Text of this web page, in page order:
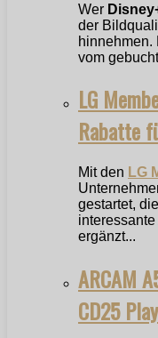
Wer
der
hinnehmen.
vom
LG
Rabatte
Mit den LG
gestartet,
ergänzt...
ARCAM
CD25